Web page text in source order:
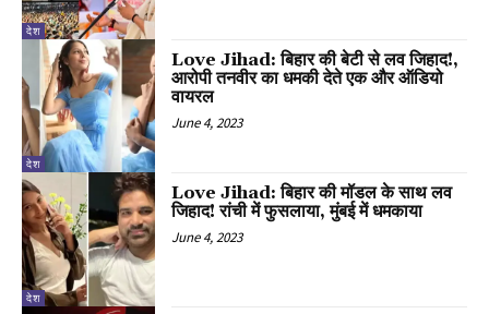
देश
देश
Love Jihad: बिहार की बेटी से लव जिहाद!,
आरोपी तनवीर का धमकी देते एक और ऑडियो
वायरल
June 4, 2023
देश
Love Jihad: बिहार की मॉडल के साथ लव
जिहाद! रांची में फुसलाया, मुंबई में धमकाया
June 4, 2023